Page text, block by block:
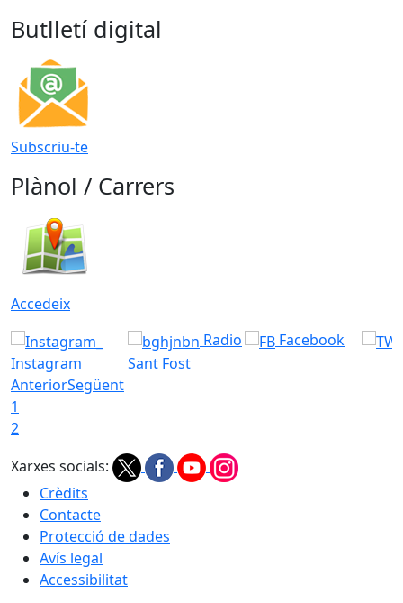
Butlletí digital
Subscriu-te
Plànol / Carrers
Accedeix
Instagram
Radio
Sant Fost
Facebook
AnteriorSegüent
1
2
Xarxes socials:
Crèdits
Contacte
Protecció de dades
Avís legal
Accessibilitat